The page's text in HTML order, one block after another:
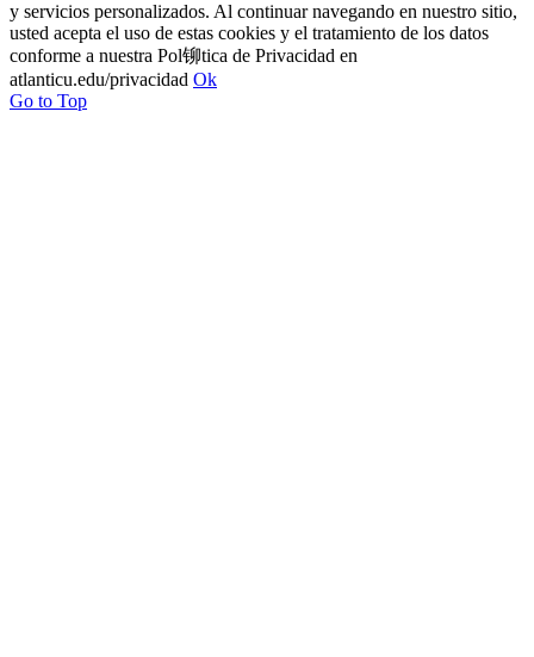
y servicios personalizados. Al continuar navegando en nuestro sitio,
usted acepta el uso de estas cookies y el tratamiento de los datos
conforme a nuestra Pol铆tica de Privacidad en
atlanticu.edu/privacidad Ok
Go to Top